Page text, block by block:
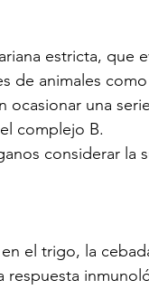
estricta, que
de animales
ocasionar una
complejo B.
considerar la
el trigo, la
respuesta